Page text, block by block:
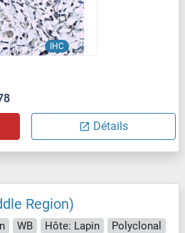
IHC
Détails
Region)
WB Hôte: Lapin
Polyclonal